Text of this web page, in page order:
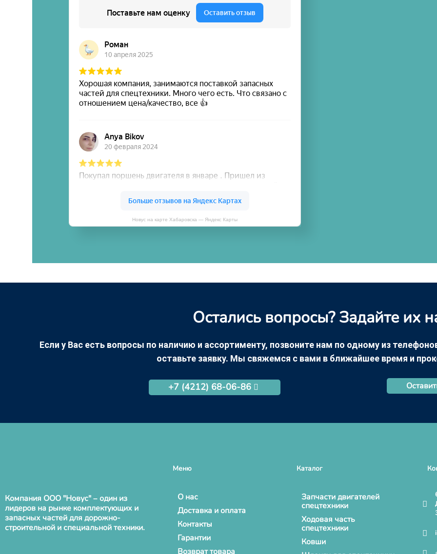
Новус на карте Хабаровска — Яндекс Карты
Остались вопросы? Задайте их
Если у Вас есть вопросы по наличию и ассортименту, позвоните нам по одному из
оставьте заявку. Мы свяжемся с вами в ближайшее время и
+7 (4212) 68-06-86
Компания ООО "Новус" – один из
лидеров на рынке комплектующих и
запасных частей для дорожно-
строительной и специальной техники.
Меню
О нас
Доставка и оплата
Контакты
Гарантии
Возврат товара
Каталог
Запчасти двигателей
спецтехники
Ходовая часть
спецтехники
Ковши